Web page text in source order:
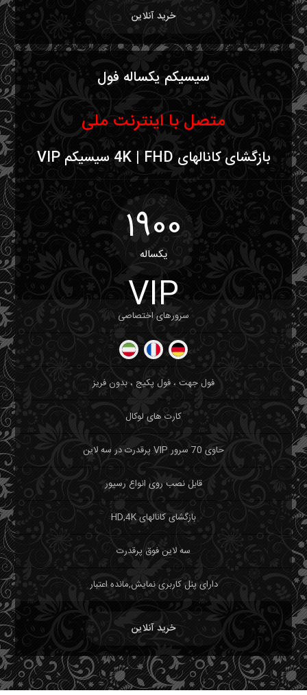
خرید آنلاین
سیسیکم یکساله فول
متصل با اینترنت ملی
بازگشای کانالهای 4K | FHD سیسیکم VIP
1900
VIP
یکساله
سرورهای اختصاصی
فول جهت ، فول پکیج ، بدون فریز
کارت های لوکال
حاوی 70 سرور VIP پرقدرت در سه لاین
قابل نصب روی انواع رسیور
بازگشای کانالهای HD,4K
سه لاین فوق پرقدرت
دارای پنل کاربری نمایش,مانده اعتبار
خرید آنلاین